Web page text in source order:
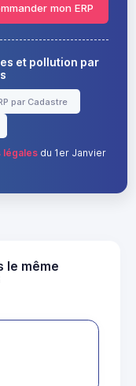
mon ERP
et pollution par
par Cadastre
légalesdu 1er Janvier
le même